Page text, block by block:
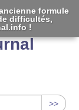
>>
formule
difficultés,
!